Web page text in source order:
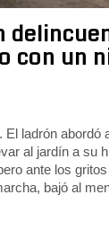
con un
El ladrón abordó
al jardín a su
ante los
bajó al